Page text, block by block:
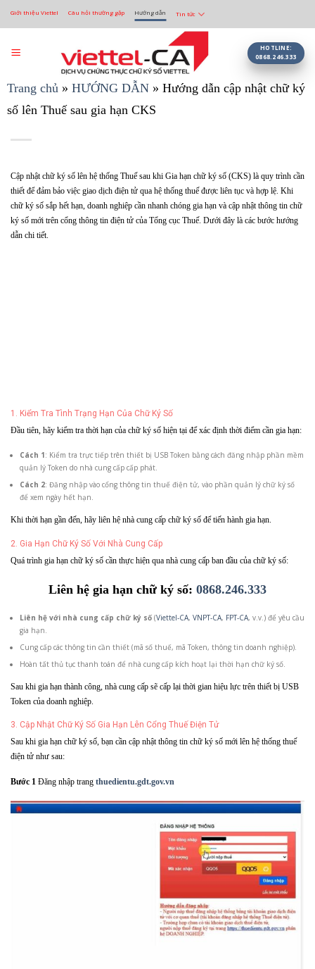
qua
nội
Giới thiệu Viettel Câu hỏi thường gặp Hướng dẫn Tin tức
HOTLINE:
0868.246.333
Trang chủ» HƯỚNG DẪN» Hướng dẫn cập nhật chữ ký
số lên Thuế sau gia hạn CKS
Cập nhật chữ ký số lên hệ thống Thuế sau khi Gia hạn chữ ký số (CKS) là quy trình cần
thiết để đảm bảo việc giao dịch điện tử qua hệ thống thuế được liên tục và hợp lệ. Khi
chữ ký số sắp hết hạn, doanh nghiệp cần nhanh chóng gia hạn và cập nhật thông tin chữ
ký số mới trên cổng thông tin điện tử của Tổng cục Thuế. Dưới đây là các bước hướng
dẫn chi tiết.
1. Kiểm Tra Tình Trạng Hạn Của Chữ Ký Số
Đầu tiên, hãy kiểm tra thời hạn của chữ ký số hiện tại để xác định thời điểm cần gia hạn:
Cách 1: Kiểm tra trực tiếp trên thiết bị USB Token bằng cách đăng nhập phần mềm
quản lý Token do nhà cung cấp cấp phát.
Cách 2: Đăng nhập vào cổng thông tin thuế điện tử, vào phần quản lý chữ ký số
để xem ngày hết hạn.
Khi thời hạn gần đến, hãy liên hệ nhà cung cấp chữ ký số để tiến hành gia hạn.
2. Gia Hạn Chữ Ký Số Với Nhà Cung Cấp
Quá trình gia hạn chữ ký số cần thực hiện qua nhà cung cấp ban đầu của chữ ký số:
Liên hệ gia hạn chữ ký số: 0868.246.333
Liên hệ với nhà cung cấp chữ ký số (Viettel-CA, VNPT-CA, FPT-CA, v.v.) để yêu cầu
gia hạn.
Cung cấp các thông tin cần thiết (mã số thuế, mã Token, thông tin doanh nghiệp).
Hoàn tất thủ tục thanh toán để nhà cung cấp kích hoạt lại thời hạn chữ ký số.
Sau khi gia hạn thành công, nhà cung cấp sẽ cấp lại thời gian hiệu lực trên thiết bị USB
Token của doanh nghiệp.
3. Cập Nhật Chữ Ký Số Gia Hạn Lên Cổng Thuế Điện Tử
Sau khi gia hạn chữ ký số, bạn cần cập nhật thông tin chữ ký số mới lên hệ thống thuế
điện tử như sau:
Bước 1 Đăng nhập trang thuedientu.gdt.gov.vn